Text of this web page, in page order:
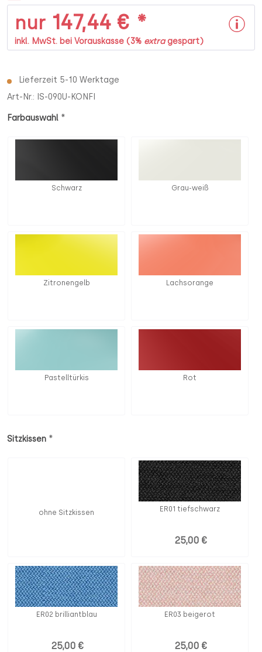
nur 147,44 € *
inkl. MwSt. bei Vorauskasse (3% extragespart)
Lieferzeit 5-10 Werktage
Art-Nr.: IS-090U-KONFI
Farbauswahl *
Schwarz Grau-weiß
Zitronengelb Lachsorange
Pastelltürkis Rot
Sitzkissen *
ohne Sitzkissen ER01 tiefschwarz
25,00 €
ER02 brilliantblau
25,00 €
ER03 beigerot
25,00 €